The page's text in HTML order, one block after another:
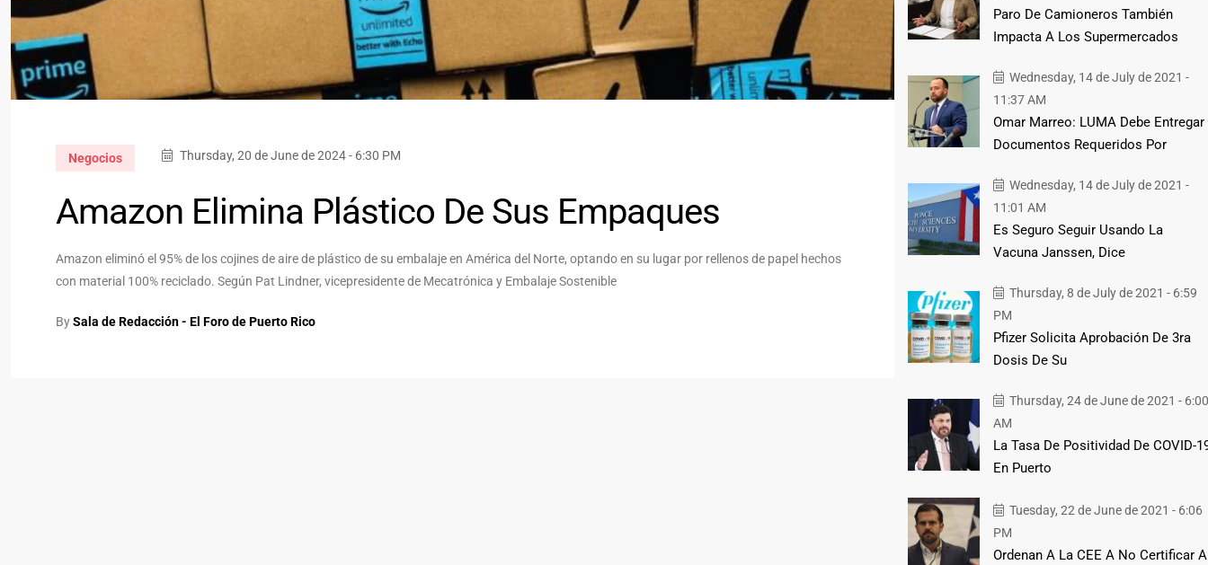
Negocios Thursday, 20 de June de 2024 - 6:30 PM
Amazon Elimina Plástico De Sus Empaques
Amazon eliminó el 95% de los cojines de aire de plástico de su embalaje en América del Norte, optando en su lugar por rellenos de papel hechos
con material 100% reciclado. Según Pat Lindner, vicepresidente de Mecatrónica y Embalaje Sostenible
BySala de Redacción - El Foro de Puerto Rico
Paro De Camioneros También
Impacta A Los Supermercados
Wednesday, 14 de July de 2021 -
11:37 AM
Omar Marreo: LUMA Debe Entregar
Documentos Requeridos Por
Wednesday, 14 de July de 2021 -
11:01 AM
Es Seguro Seguir Usando La
Vacuna Janssen, Dice
Thursday, 8 de July de 2021 - 6:59
PM
Pfizer Solicita Aprobación De 3ra
Dosis De Su
Thursday, 24 de June de 2021 - 6:00
AM
La Tasa De Positividad De COVID-
En Puerto
Tuesday, 22 de June de 2021 - 6:06
PM
Ordenan A La CEE A No Certificar A